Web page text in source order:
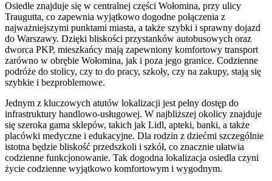
Osiedle znajduje się w centralnej części Wołomina, przy ulicy
Traugutta, co zapewnia wyjątkowo dogodne połączenia z
najważniejszymi punktami miasta, a także szybki i sprawny dojazd
do Warszawy. Dzięki bliskości przystanków autobusowych oraz
dworca PKP, mieszkańcy mają zapewniony komfortowy transport
zarówno w obrębie Wołomina, jak i poza jego granice. Codzienne
podróże do stolicy, czy to do pracy, szkoły, czy na zakupy, stają się
szybkie i bezproblemowe.
Jednym z kluczowych atutów lokalizacji jest pełny dostęp do
infrastruktury handlowo-usługowej. W najbliższej okolicy znajduje
się szeroka gama sklepów, takich jak Lidl, apteki, banki, a także
placówki medyczne i edukacyjne. Dla rodzin z dziećmi szczególnie
istotna będzie bliskość przedszkoli i szkół, co znacznie ułatwia
codzienne funkcjonowanie. Tak dogodna lokalizacja osiedla czyni
życie codzienne wyjątkowo komfortowym i wygodnym.